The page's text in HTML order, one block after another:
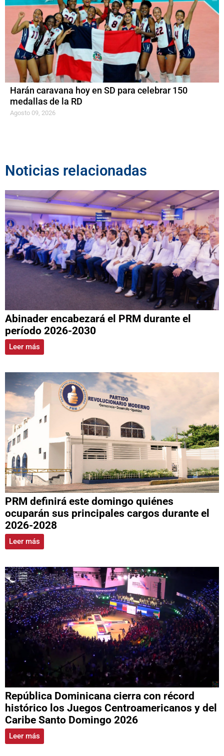
Harán caravana hoy en SD para celebrar 150
medallas de la RD
Agosto 09, 2026
Noticias relacionadas
Abinader encabezará el PRM durante el
período 2026-2030
Leer más
PRM definirá este domingo quiénes
ocuparán sus principales cargos durante el
2026-2028
Leer más
República Dominicana cierra con récord
histórico los Juegos Centroamericanos y del
Caribe Santo Domingo 2026
Leer más